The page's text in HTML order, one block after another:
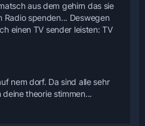
aus dem gehirn das sie
Radio spenden... Deswegen
einen TV sender leisten: TV
nem dorf. Da sind alle sehr
theorie stimmen...